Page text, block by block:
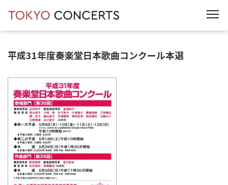
t
o
平成31年度奏楽堂日本歌曲コンクール本選